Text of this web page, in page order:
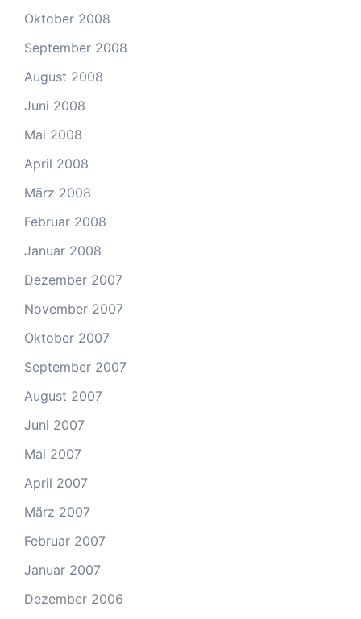
Oktober 2008
September 2008
August 2008
Juni 2008
Mai 2008
April 2008
März 2008
Februar 2008
Januar 2008
Dezember 2007
November 2007
Oktober 2007
September 2007
August 2007
Juni 2007
Mai 2007
April 2007
März 2007
Februar 2007
Januar 2007
Dezember 2006